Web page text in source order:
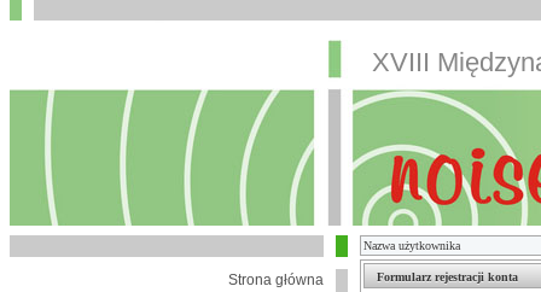
XVIII
Strona główna
Formularz rejestracji konta